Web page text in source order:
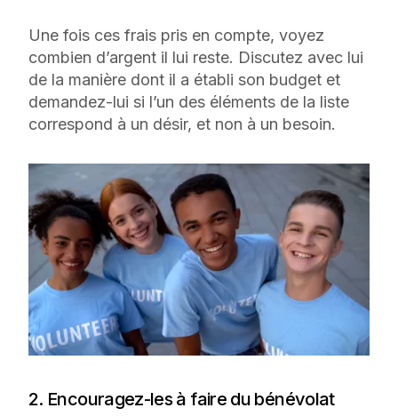
Une fois ces frais pris en compte, voyez
combien d’argent il lui reste. Discutez avec lui
de la manière dont il a établi son budget et
demandez-lui si l’un des éléments de la liste
correspond à un désir, et non à un besoin.
2. Encouragez-les à faire du bénévolat